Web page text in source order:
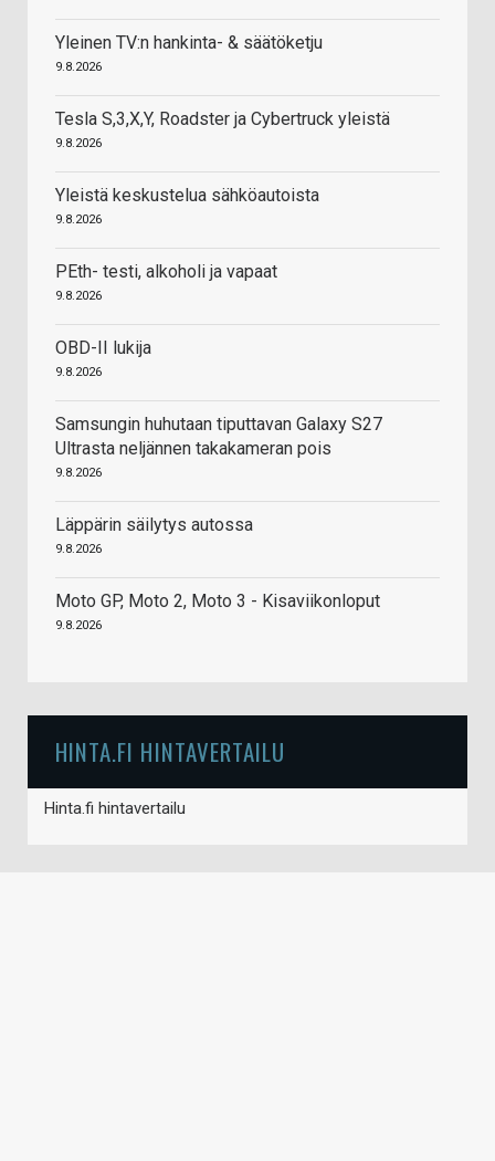
Yleinen TV:n hankinta- & säätöketju
9.8.2026
Tesla S,3,X,Y, Roadster ja Cybertruck yleistä
9.8.2026
Yleistä keskustelua sähköautoista
9.8.2026
PEth- testi, alkoholi ja vapaat
9.8.2026
OBD-II lukija
9.8.2026
Samsungin huhutaan tiputtavan Galaxy S27
Ultrasta neljännen takakameran pois
9.8.2026
Läppärin säilytys autossa
9.8.2026
Moto GP, Moto 2, Moto 3 - Kisaviikonloput
9.8.2026
HINTA.FI HINTAVERTAILU
Hinta.fi hintavertailu